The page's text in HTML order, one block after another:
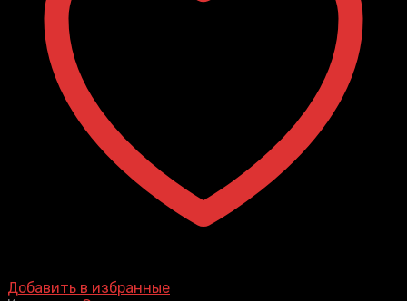
Добавить в избранные